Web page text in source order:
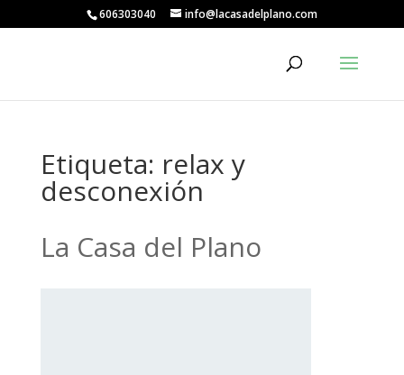
606303040 info@lacasadelplano.com
Etiqueta: relax y
desconexión
La Casa del Plano